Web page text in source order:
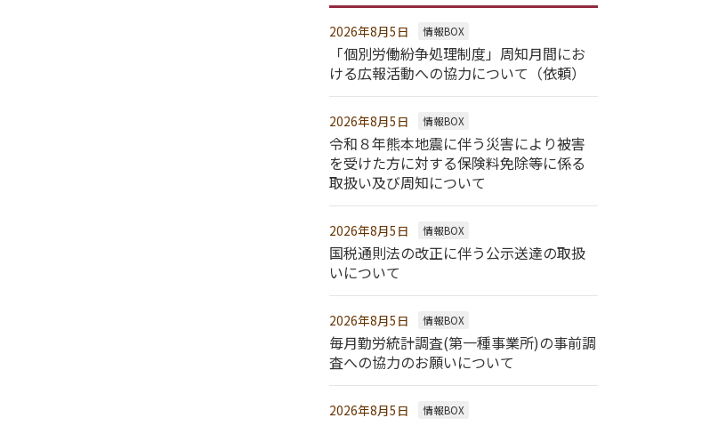
2026年8月5日 情報BOX
「個別労働紛争処理制度」周知月間にお
ける広報活動への協力について（依頼）
2026年8月5日 情報BOX
令和８年熊本地震に伴う災害により被害
を受けた方に対する保険料免除等に係る
取扱い及び周知について
2026年8月5日 情報BOX
国税通則法の改正に伴う公示送達の取扱
いについて
2026年8月5日 情報BOX
毎月勤労統計調査(第一種事業所)の事前調
査への協力のお願いについて
2026年8月5日 情報BOX